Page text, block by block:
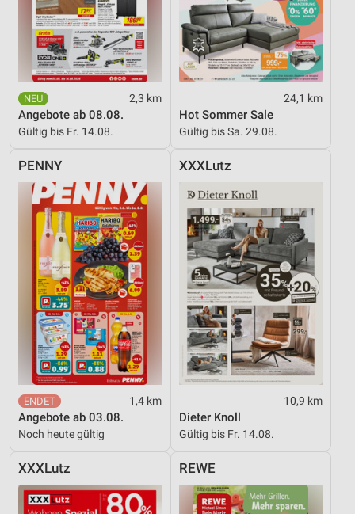
2,3 km
Angebote ab 08.08.
Gültig bis Fr. 14.08.
24,1 km
Hot Sommer Sale
Gültig bis Sa. 29.08.
PENNY
1,4 km
Angebote ab 03.08.
Noch heute gültig
XXXLutz
10,9 km
Dieter Knoll
Gültig bis Fr. 14.08.
XXXLutz REWE